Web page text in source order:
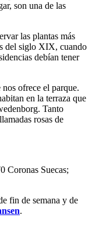
son una de las
las plantas más
del siglo XIX, cuando
debían tener
ofrece el parque.
en la terraza que
Tanto
rosas de
Coronas Suecas;
fin de semana y de
.